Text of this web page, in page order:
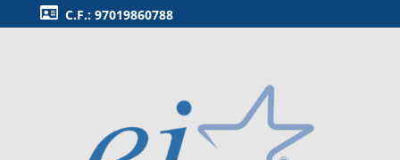
C.F.: 97019860788